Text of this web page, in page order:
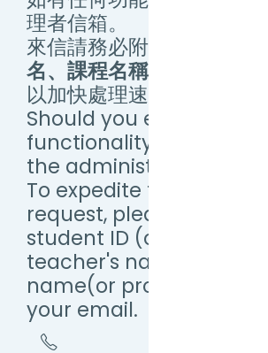
理者信箱。
來信請務必附上
名、課程名稱（或提供畫面
以加快處理速度。
Should you encounter
functionality issues,
the administrator.
To expedite the
request, please include
student ID (or
teacher's name, and
name(or provide a
your email.